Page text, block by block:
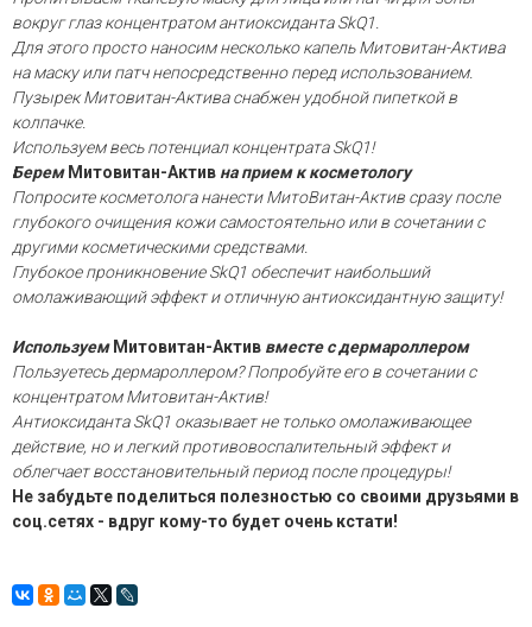
вокруг глаз концентратом антиоксиданта SkQ1
Для этого просто наносим несколько капельМитовитан-Актива
на маску или патчнепосредственно перед использованием.
Пузырек Митовитан-Актива снабжен удобной пипеткой в
колпачке.
Используем весь потенциал концентрата SkQ1!
БеремМитовитан-Актив на прием к косметологу
Попросите косметолога нанести МитоВитан-Актив сразу после
глубокого очищения кожи самостоятельно или в сочетании с
другими косметическими средствами.
Глубокое проникновение SkQ1 обеспечит наибольший
омолаживающий эффект и отличную антиоксидантную защиту!
ИспользуемМитовитан-Актив вместе сдермароллером
Пользуетесь дермароллером? Попробуйте его в сочетании с
концентратом Митовитан-Актив!
Антиоксиданта SkQ1 оказывает не только омолаживающее
действие, но и легкий противовоспалительный эффект и
облегчает восстановительный период после процедуры!
Не забудьте поделиться полезностью со своими друзьями в
соц.сетях - вдруг кому-то будет очень кстати!